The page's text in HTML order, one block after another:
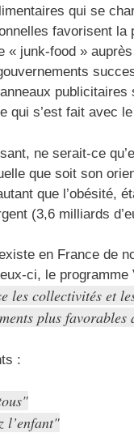
qui se
favorisent
junk-food »
publicitaires
qui s’est fait avec
ne serait-ce
que soit son
que l’obésité,
(3,6 milliards
en France de
ci, le programme
les collectivités et
plus
:
l’enfant